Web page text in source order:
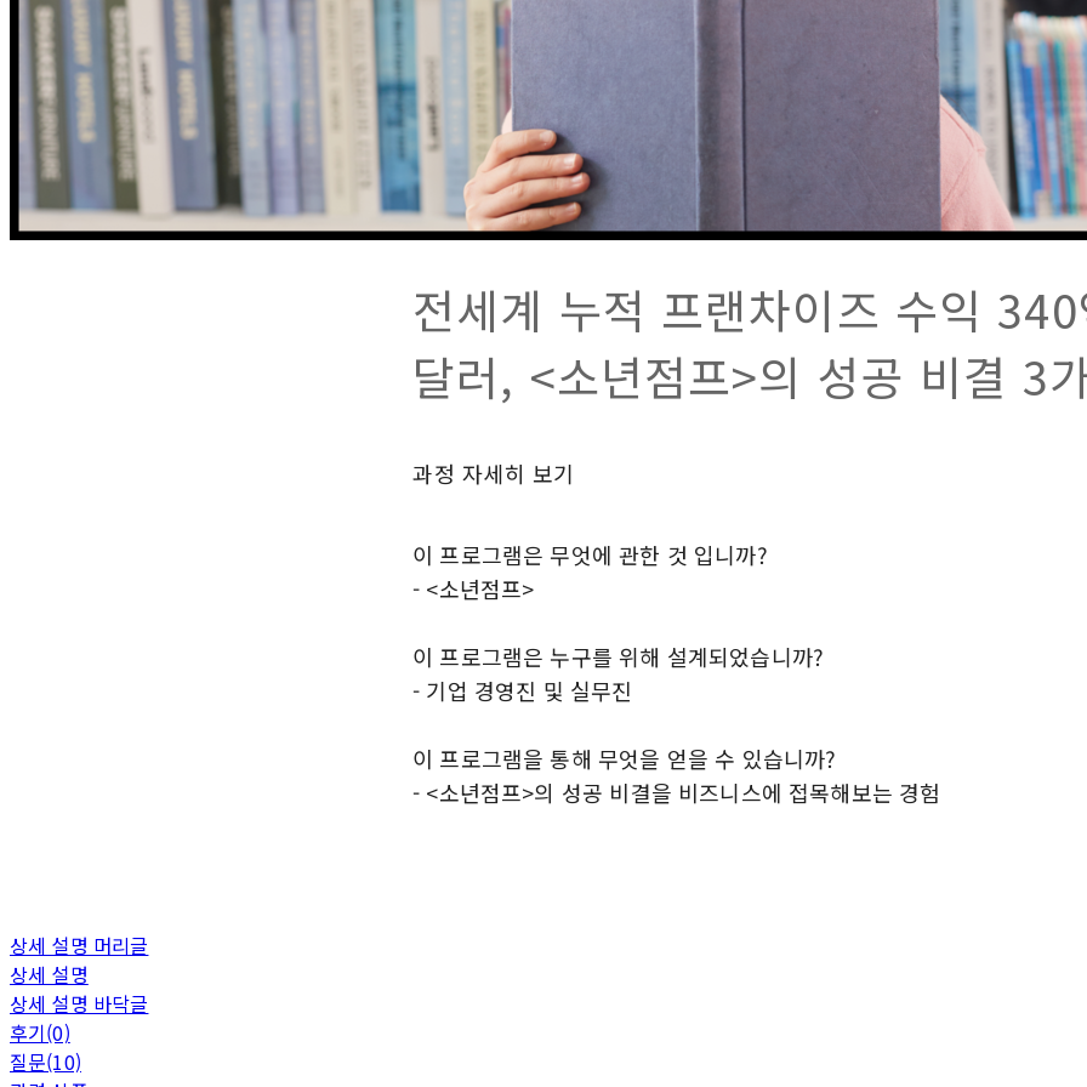
전세계 누적 프랜차이즈 수익
달러, <소년점프>의 성공 비결 3
과정 자세히 보기
이 프로그램은 무엇에 관한 것 입니까?
- <소년점프>
이 프로그램은 누구를 위해 설계되었습니까?
- 기업 경영진 및 실무진
이 프로그램을 통해 무엇을 얻을 수 있습니까?
- <소년점프>의 성공 비결을 비즈니스에 접목해보는 경험
상세 설명 머리글
상세 설명
상세 설명 바닥글
후기(0)
질문(10)